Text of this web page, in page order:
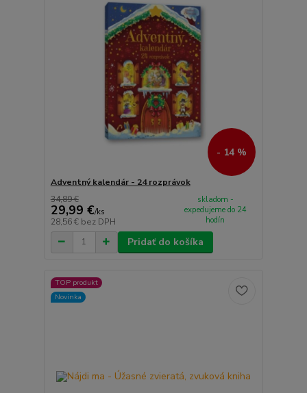
- 14 %
Adventný kalendár - 24 rozprávok
34,89 €
29,99 €/ks
28,56 € bez DPH
skladom -
expedujeme do 24
hodín
Pridať do košíka
TOP produkt
Novinka